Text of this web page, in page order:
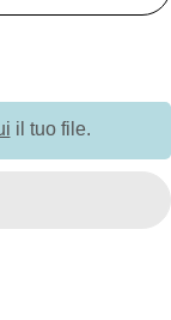
Portachiavi
GO9289
il tuo file.